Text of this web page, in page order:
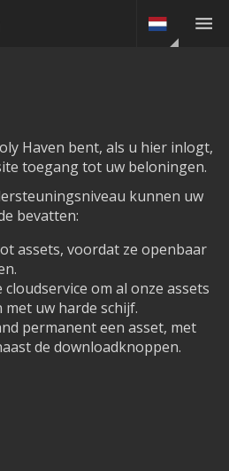
Haven bent, als u hier inlogt,
toegang tot uw beloningen.
kunnen uw
bevatten:
assets, voordat ze openbaar
om al onze assets
uw harde schijf.
permanent een asset, met
de downloadknoppen.